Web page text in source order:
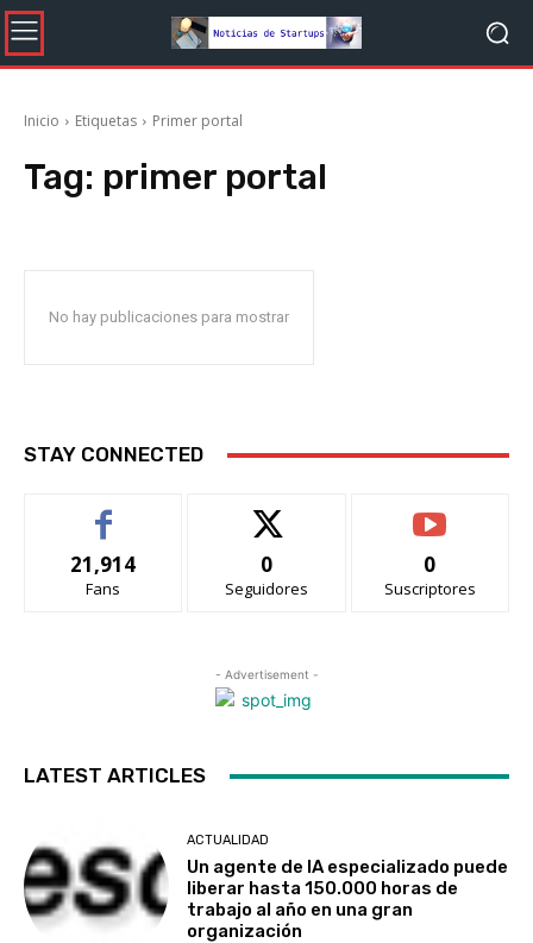
Inicio Etiquetas Primer portal
Tag: primer portal
No hay publicaciones para mostrar
STAY CONNECTED
21,914
Fans
0
Seguidores
0
Suscriptores
- Advertisement -
LATEST ARTICLES
ACTUALIDAD
Un agente de IA especializado puede
liberar hasta 150.000 horas de
trabajo al año en una gran
organización